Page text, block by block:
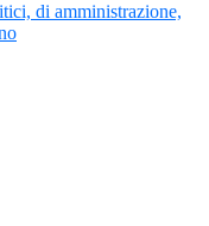
di amministrazione,